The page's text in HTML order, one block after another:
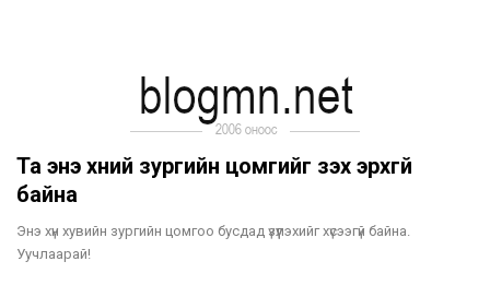
Та энэ хүний зургийн цомгийг үзэх эрхгүй
байна
Энэ хүн хувийн зургийн цомгоо бусдад үзүүлэхийг хүсээгүй байна.
Уучлаарай!